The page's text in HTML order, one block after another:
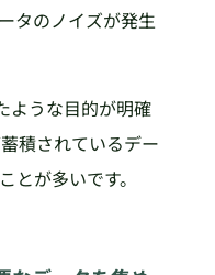
タのノイズが発生
ような目的が明確
積されているデー
とが多いです。